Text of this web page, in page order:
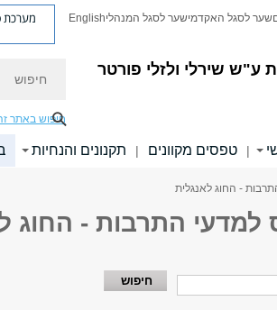
ע"ש שירלי ולזלי פורטר
שער לסגל האקדמישער לסגל המנהליEnglish מערכת
חיפוש באתר
| טפסים מקוונים | תקנונים והנחיות
- החוג לאנגלית
התרבות - החוג